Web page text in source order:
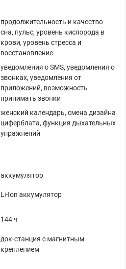
продолжительность и качество
сна, пульс, уровень кислорода в
крови, уровень стресса и
восстановление
уведомления о SMS, уведомления о
звонках, уведомления от
приложений, возможность
принимать звонки
женский календарь, смена дизайна
циферблата, функция дыхательных
упражнений
аккумулятор
Li-Ion аккумулятор
144 ч
док-станция с магнитным
креплением